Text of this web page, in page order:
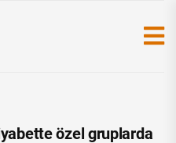
özel gruplarda